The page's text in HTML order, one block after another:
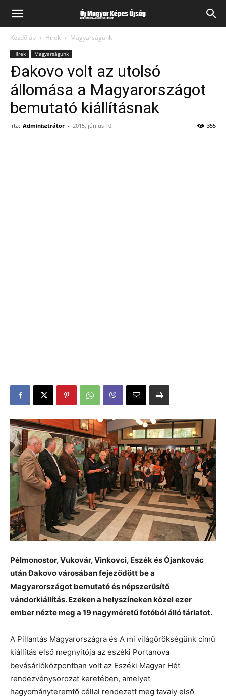
Kezdőlap Hírek Magyarságunk
Hírek Magyarságunk
Đakovo volt az utolsó
állomása a Magyarországot
bemutató kiállításnak
Írta: Adminisztrátor - 2015, június 10. 355
Pélmonostor, Vukovár, Vinkovci, Eszék és Ójankovác
után Đakovo városában fejeződött be a
Magyarországot bemutató és népszerűsítő
vándorkiállítás. Ezeken a helyszíneken közel ezer
ember nézte meg a 19 nagyméretű fotóból álló tárlatot.
A Pillantás Magyarországra és A mi világörökségünk című
kiállítás első megnyitója az eszéki Portanova
bevásárlóközpontban volt az Eszéki Magyar Hét
rendezvénysorozat keretében, amelyet
hagyományteremtő céllal rendezett meg tavaly első